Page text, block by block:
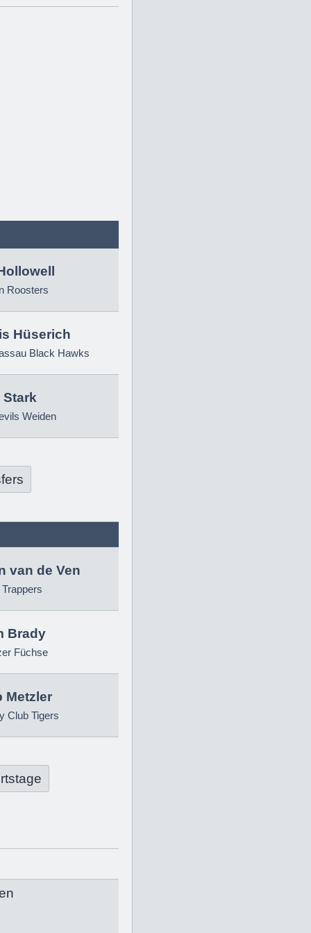
Roosters
Hüserich
Black Hawks
Stark
Weiden
van de Ven
Brady
Füchse
Metzler
Club Tigers